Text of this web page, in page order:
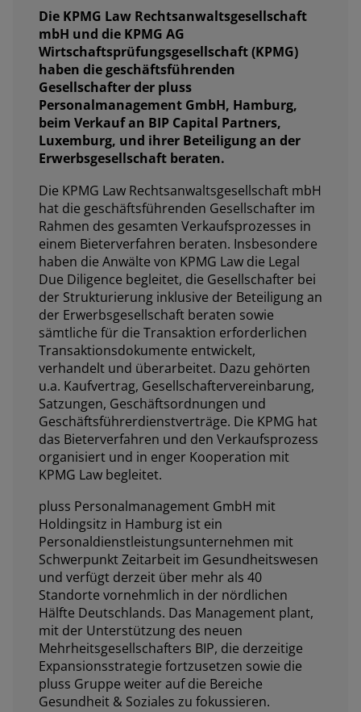
Die KPMG Law Rechtsanwaltsgesellschaft
mbH und die KPMG AG
Wirtschaftsprüfungsgesellschaft (KPMG)
haben die geschäftsführenden
Gesellschafter der pluss
Personalmanagement GmbH, Hamburg,
beim Verkauf an BIP Capital Partners,
Luxemburg, und ihrer Beteiligung an der
Erwerbsgesellschaft beraten.
Die KPMG Law Rechtsanwaltsgesellschaft mbH
hat die geschäftsführenden Gesellschafter im
Rahmen des gesamten Verkaufsprozesses in
einem Bieterverfahren beraten. Insbesondere
haben die Anwälte von KPMG Law die Legal
Due Diligence begleitet, die Gesellschafter bei
der Strukturierung inklusive der Beteiligung an
der Erwerbsgesellschaft beraten sowie
sämtliche für die Transaktion erforderlichen
Transaktionsdokumente entwickelt,
verhandelt und überarbeitet. Dazu gehörten
u.a. Kaufvertrag, Gesellschaftervereinbarung,
Satzungen, Geschäftsordnungen und
Geschäftsführerdienstverträge. Die KPMG hat
das Bieterverfahren und den Verkaufsprozess
organisiert und in enger Kooperation mit
KPMG Law begleitet.
pluss Personalmanagement GmbH mit
Holdingsitz in Hamburg ist ein
Personaldienstleistungsunternehmen mit
Schwerpunkt Zeitarbeit im Gesundheitswesen
und verfügt derzeit über mehr als 40
Standorte vornehmlich in der nördlichen
Hälfte Deutschlands. Das Management plant,
mit der Unterstützung des neuen
Mehrheitsgesellschafters BIP, die derzeitige
Expansionsstrategie fortzusetzen sowie die
pluss Gruppe weiter auf die Bereiche
Gesundheit & Soziales zu fokussieren.